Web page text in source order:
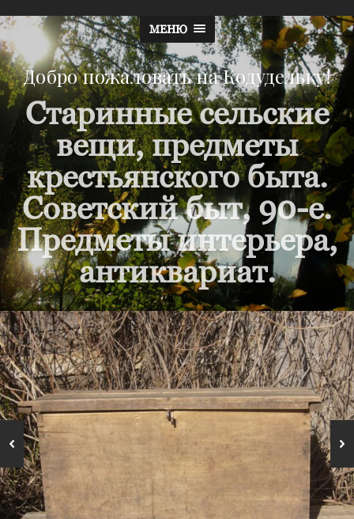
МЕНЮ
Добро пожаловать на Кодудельку!
Старинные сельские
вещи, предметы
крестьянского быта.
Советский быт, 90-е.
Предметы интерьера,
антиквариат.